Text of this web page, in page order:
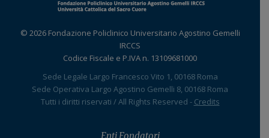
© 2026 Fondazione Policlinico Universitario Agostino Gemelli
IRCCS
Codice Fiscale e P.IVA n. 13109681000
Sede Legale Largo Francesco Vito 1, 00168 Roma
Sede Operativa Largo Agostino Gemelli 8, 00168 Roma
Tutti i diritti riservati / All Rights Reserved - Credits